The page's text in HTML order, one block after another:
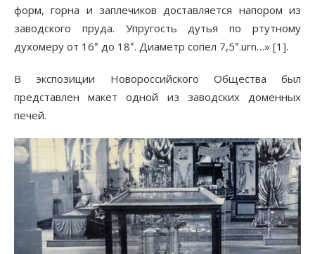
форм, горна и заплечиков доставляется напором из
заводского пруда. Упругость дутья по ртутному
духомеру от 16ʺ до 18ʺ. Диаметр сопел 7,5ʺ.urn…» [1].
В экспозиции Новороссийского Общества был
представлен макет одной из заводских доменных
печей.